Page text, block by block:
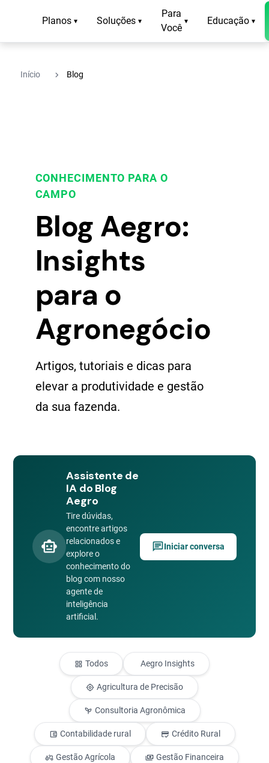
Planos ▾ Soluções ▾
Para
Você
▾ Educação ▾
Início navigate_next Blog
CONHECIMENTO PARA O
CAMPO
Blog Aegro:
Insights
para o
Agronegócio
Artigos, tutoriais e dicas para
elevar a produtividade e gestão
da sua fazenda.
smart_toy
Assistente de
IA do Blog
Aegro
Tire dúvidas,
encontre artigos
relacionados e
explore o
conhecimento do
blog com nosso
agente de
inteligência
artificial.
chatIniciar conversa
grid_view Todos Aegro Insights
gps_fixed Agricultura de Precisão
psychiatry Consultoria Agronômica
account_balance_wallet Contabilidade rural credit_score Crédito Rural
agriculture Gestão Agrícola payments Gestão Financeira